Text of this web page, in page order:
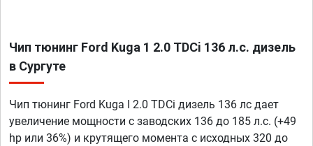
Чип тюнинг Ford Kuga 1 2.0 TDCi 136 л.с. дизель
в Сургуте
Чип тюнинг Ford Kuga I 2.0 TDCi дизель 136 лс дает
увеличение мощности с заводских 136 до 185 л.с. (+49
hp или 36%) и крутящего момента с исходных 320 до